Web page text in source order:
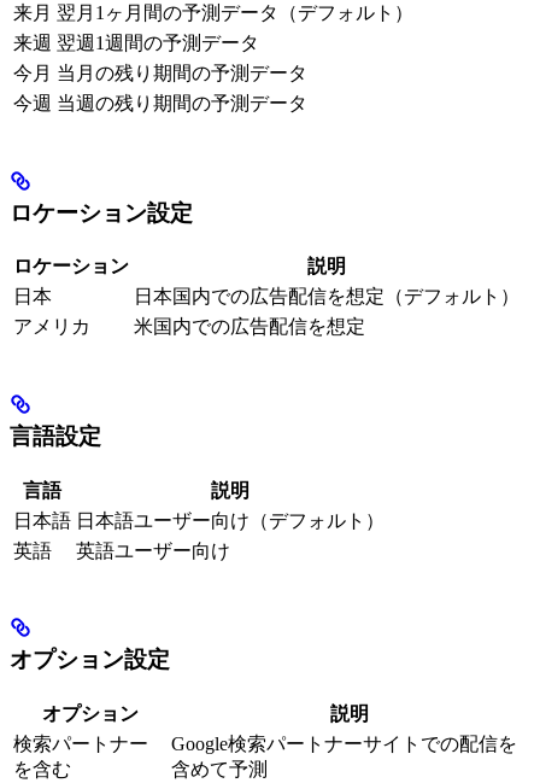
来月 翌月1ヶ月間の予測データ（デフォルト）
来週 翌週1週間の予測データ
今月 当月の残り期間の予測データ
今週 当週の残り期間の予測データ
ロケーション設定
ロケーション
説明
日本
日本国内での広告配信を想定（デフォルト）
アメリカ
米国内での広告配信を想定
言語設定
言語
説明
日本語 日本語ユーザー向け（デフォルト）
英語
英語ユーザー向け
オプション設定
オプション
説明
検索パートナー
を含む
Google検索パートナーサイトでの配信を
含めて予測